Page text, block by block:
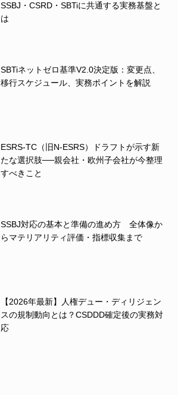
SSBJ・CSRD・SBTiに共通する実務基盤と
は
SBTiネットゼロ基準V2.0決定版：変更点、
移行スケジュール、実務ポイントを解説
ESRS-TC（旧N-ESRS）ドラフトが示す新
たな選択肢──親会社・欧州子会社が今整理
すべきこと
SSBJ対応の基本と準備の進め方 全体像か
らマテリアリティ評価・指標収集まで
【2026年最新】人権デュー・ディリジェン
スの規制動向とは？CSDDD確定後の実務対
応